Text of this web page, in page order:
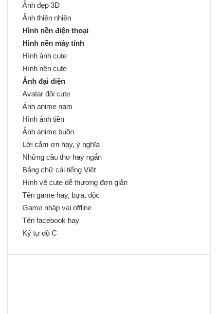
Ảnh đẹp 3D
Ảnh thiên nhiên
Hình nền điện thoại
Hình nền máy tính
Hình ảnh cute
Hình nền cute
Ảnh đại diện
Avatar đôi cute
Ảnh anime nam
Hình ảnh tiền
Ảnh anime buồn
Lời cảm ơn hay, ý nghĩa
Những câu thơ hay ngắn
Bảng chữ cái tiếng Việt
Hình vẽ cute dễ thương đơn giản
Tên game hay, bựa, độc
Game nhập vai offline
Tên facebook hay
Ký tự độ C